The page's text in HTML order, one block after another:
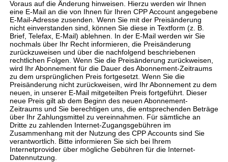
Voraus auf die Änderung hinweisen. Hierzu werden wir Ihnen
eine E-Mail an die von Ihnen für Ihren CPP Account angegebene
E-Mail-Adresse zusenden. Wenn Sie mit der Preisänderung
nicht einverstanden sind, können Sie diese in Textform (z. B.
Brief, Telefax, E-Mail) ablehnen. In der E-Mail werden wir Sie
nochmals über Ihr Recht informieren, die Preisänderung
zurückzuweisen und über die nachfolgend beschriebenen
rechtlichen Folgen. Wenn Sie die Preisänderung zurückweisen,
wird Ihr Abonnement für die Dauer des Abonnement-Zeitraums
zu dem ursprünglichen Preis fortgesetzt. Wenn Sie die
Preisänderung nicht zurückweisen, wird Ihr Abonnement zu dem
neuen, in unserer E-Mail mitgeteilten Preis fortgeführt. Dieser
neue Preis gilt ab dem Beginn des neuen Abonnement-
Zeitraums und Sie berechtigen uns, die entsprechenden Beträge
über Ihr Zahlungsmittel zu vereinnahmen. Für sämtliche an
Dritte zu zahlenden Internet-Zugangsgebühren im
Zusammenhang mit der Nutzung des CPP Accounts sind Sie
verantwortlich. Bitte informieren Sie sich bei Ihrem
Internetprovider über mögliche Gebühren für die Internet-
Datennutzung.